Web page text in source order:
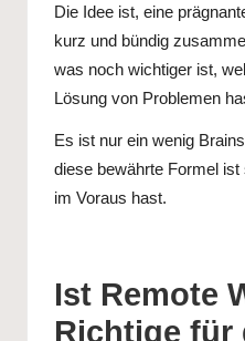
Die Idee ist, eine
kurz und bündig
was noch wichtiger ist,
Lösung von Problemen
Es ist nur ein wenig
diese bewährte Formel
im Voraus hast.
Ist Remote
Richtige für